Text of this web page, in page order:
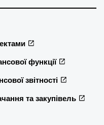
функції
звітності
та закупівель